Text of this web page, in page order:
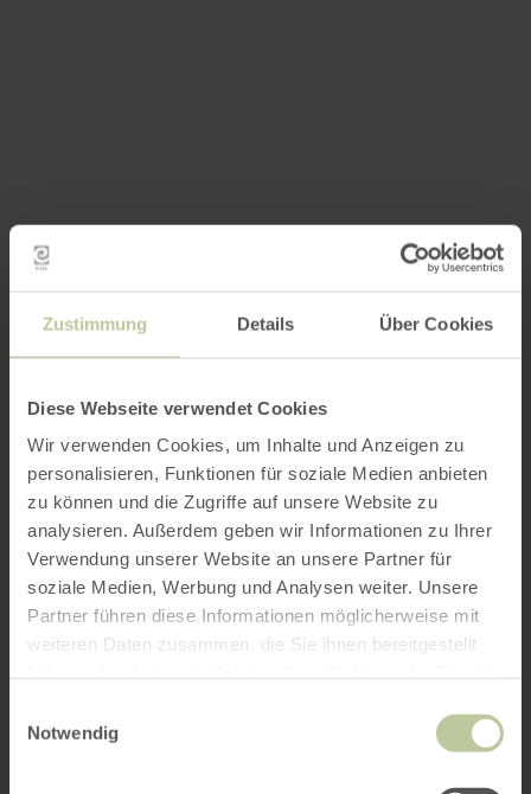
Zustimmung Details Über Cookies
Diese Webseite verwendet Cookies
Wir verwenden Cookies, um Inhalte und Anzeigen zu
personalisieren, Funktionen für soziale Medien anbieten
zu können und die Zugriffe auf unsere Website zu
analysieren. Außerdem geben wir Informationen zu Ihrer
Verwendung unserer Website an unsere Partner für
soziale Medien, Werbung und Analysen weiter. Unsere
Partner führen diese Informationen möglicherweise mit
weiteren Daten zusammen, die Sie ihnen bereitgestellt
Notwendig